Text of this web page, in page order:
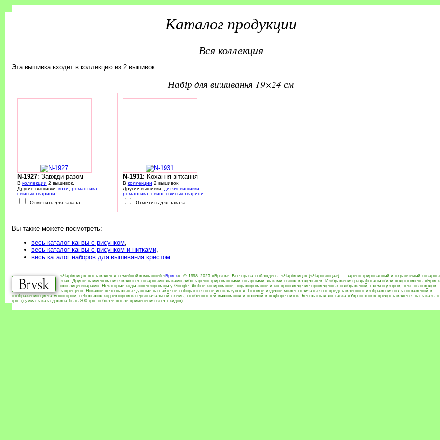
Каталог продукции
Вся коллекция
Эта вышивка входит в коллекцию из 2 вышивок.
набір для вишивання 19×24 см
N-1927: Завжди разом
В коллекции 2 вышивок.
Другие вышивки: коти романтика
свійські тварини
Отметить для заказа
N-1931: Кохання-зітхання
В коллекции 2 вышивок.
Другие вышивки: дитячі вишивки
романтика
свині, свійські тварини
Отметить для заказа
Вы также можете посмотреть:
весь каталог канвы с рисунком
весь каталог канвы с рисунком и нитками,
весь каталог наборов для вышивания крестом
«Чарівниця» поставляется семейной компанией «Брвск». © 1998–2025 «Брвск». Все права соблюдены. «Чарівниця» («Чаровница») — зарегистрированный и охраняемый
знак. Другие наименования являются товарными знаками либо зарегистрированными товарными знаками своих владельцев. Изображения разработаны и/или подготовлены
или лицензиарами. Некоторые коды лицензированы у Google. Любое копирование, тиражирование и воспроизведение приведённых изображений, схем и узоров, текстов и кодов
запрещено. Никакие персональные данные на сайте не собираются и не используются. Готовое изделие может отличаться от представленного изображения из-за искажений в
отображении цвета монитором, небольших корректировок первоначальной схемы, особенностей вышивания и отличий в подборе ниток. Бесплатная доставка «Укрпоштою» предоставляется на заказы
грн. (сумма заказа должна быть 800 грн. и более после применения всех скидок).